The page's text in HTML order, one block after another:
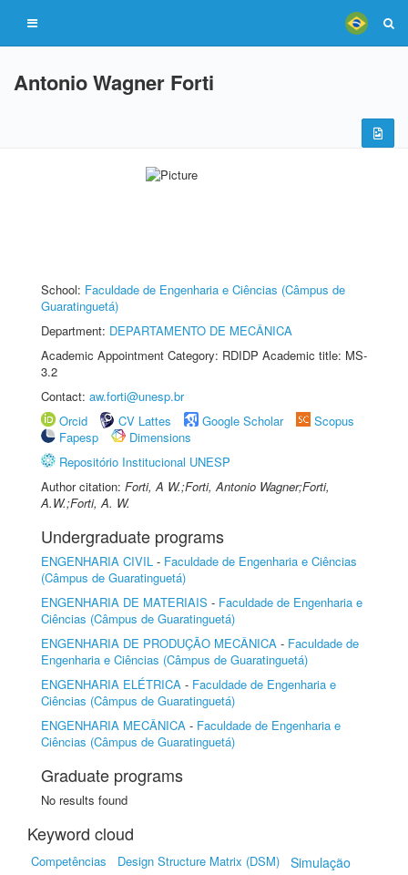
Antonio Wagner Forti
School: Faculdade de Engenharia e Ciências (Câmpus de
Guaratinguetá)
Department: DEPARTAMENTO DE MECÂNICA
Academic Appointment Category: RDIDP Academic title: MS-
3.2
Contact: aw.forti@unesp.br
Orcid
CV Lattes Google Scholar
Scopus
Fapesp
Dimensions
Repositório Institucional UNESP
Author citation: Forti, A W.;Forti, Antonio Wagner;Forti,
A.W.;Forti, A. W.
Undergraduate programs
ENGENHARIA CIVIL - Faculdade de Engenharia e Ciências
(Câmpus de Guaratinguetá)
ENGENHARIA DE MATERIAIS - Faculdade de Engenharia e
Ciências (Câmpus de Guaratinguetá)
ENGENHARIA DE PRODUÇÃO MECÂNICA - Faculdade de
Engenharia e Ciências (Câmpus de Guaratinguetá)
ENGENHARIA ELÉTRICA - Faculdade de Engenharia e
Ciências (Câmpus de Guaratinguetá)
ENGENHARIA MECÂNICA - Faculdade de Engenharia e
Ciências (Câmpus de Guaratinguetá)
Graduate programs
No results found
Keyword cloud
Competências Design Structure Matrix (DSM)
Simulação